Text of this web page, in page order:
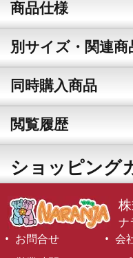
商品仕様
別サイズ・関連商
同時購入商品
閲覧履歴
ショッピング
ナ
お問合せ
会